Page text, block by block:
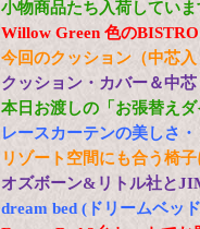
小物商品たち入荷していま
Willow Green 色の
今回のクッション（中芯
クッション・カバー＆中
本日お渡しの「お張替え
レースカーテンの美しさ
リゾート空間にも合う椅
オズボーン&リトル社と
dream bed (ドリームベッ